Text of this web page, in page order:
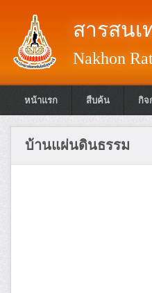
สารสน
Nakhon
หน้าแรก สืบค้น กิจ
บ้านแผ่นดินธรรม